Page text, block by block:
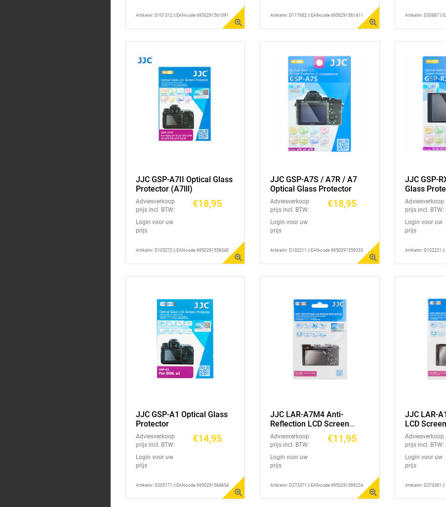
Artikelnr: D101312 || EAN-code 6950291561091 Artikelnr: D117682 || EAN-code 6950291561411 Artikelnr: D30887 ||
JJC GSP-A7II Optical Glass
Protector (A7lll)
Adviesverkoop
prijs incl. BTW:
€18,95
Login voor uw
prijs
Artikelnr: D105272 || EAN-code 6950291559340
JJC GSP-A7S / A7R / A7
Optical Glass Protector
Adviesverkoop
prijs incl. BTW:
€18,95
Login voor uw
prijs
Artikelnr: D102211 || EAN-code 6950291559333
JJC GSP-
Glass
Adviesverkoop
prijs incl. BTW:
Login voor uw
prijs
Artikelnr: D102221 ||
JJC GSP-A1 Optical Glass
Protector
Adviesverkoop
prijs incl. BTW:
€14,95
Login voor uw
prijs
Artikelnr: D205171 || EAN-code 6950291584854
JJC LAR-A7M4 Anti-
Reflection LCD Screen
Protector (Sony A7CR ,
Sony A7C II , Sony A6700,
Adviesverkoop
prijs incl. BTW:
€11,95
Login voor uw
prijs
Artikelnr: D273371 || EAN-code 6950291589224
JJC LAR-
LCD
(Sony ZV-1
Sony FX3,
E10L)
Adviesverkoop
prijs incl. BTW:
Login voor uw
prijs
Artikelnr: D273381 ||